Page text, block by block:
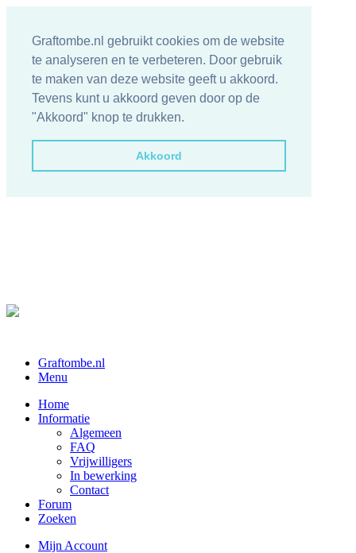
Graftombe.nl gebruikt cookies om de website
te analyseren en te verbeteren. Door gebruik
te maken van deze website geeft u akkoord.
Tevens kunt u akkoord geven door op de
"Akkoord" knop te drukken.
Akkoord
Graftombe.nl
Menu
Home
Informatie
Algemeen
FAQ
Vrijwilligers
In bewerking
Contact
Forum
Zoeken
Mijn Account